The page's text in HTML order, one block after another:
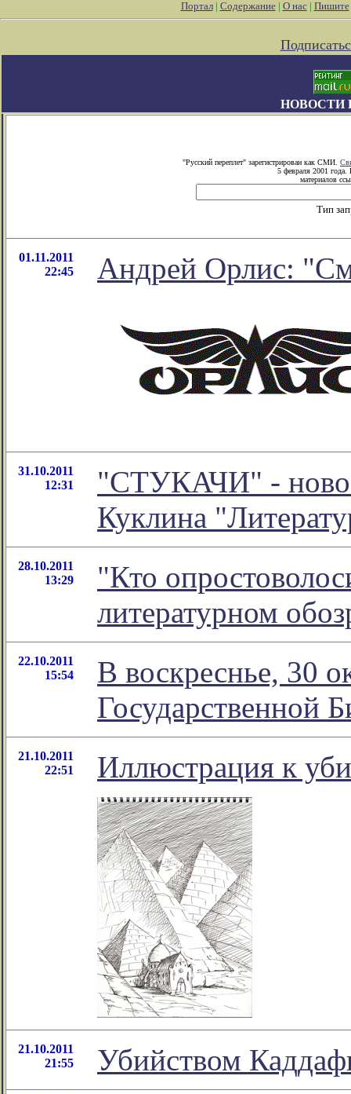
Портал| Содержание| О нас| Пишите
НОВОСТИ
"Русский переплет" зарегистрирован как СМИ.
5 февраля 2001 года.
материалов
Тип
01.11.2011
22:45
Андрей Орлис:
31.10.2011
12:31
"СТУКАЧИ" -
Куклина
28.10.2011
13:29
"Кто
литературном
22.10.2011
15:54
В воскреснье, 30
Государственной
21.10.2011
22:51
Иллюстрация к
21.10.2011
21:55
Убийством